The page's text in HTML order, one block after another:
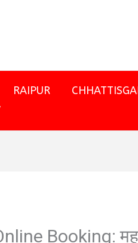
RAIPUR
Booking: